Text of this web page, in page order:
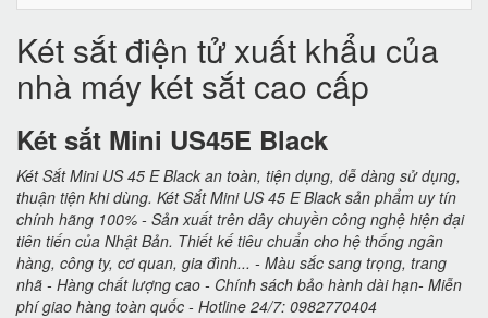
Két sắt điện tử xuất khẩu của
nhà máy két sắt cao cấp
Két sắt Mini US45E Black
Két Sắt Mini US 45 E Black an toàn, tiện dụng, dễ dàng sử dụng,
thuận tiện khi dùng. Két Sắt Mini US 45 E Black sản phẩm uy tín
chính hãng 100% - Sản xuất trên dây chuyền công nghệ hiện đại
tiên tiến của Nhật Bản. Thiết kế tiêu chuẩn cho hệ thống ngân
hàng, công ty, cơ quan, gia đình... - Màu sắc sang trọng, trang
nhã - Hàng chất lượng cao - Chính sách bảo hành dài hạn- Miễn
phí giao hàng toàn quốc - Hotline 24/7: 0982770404